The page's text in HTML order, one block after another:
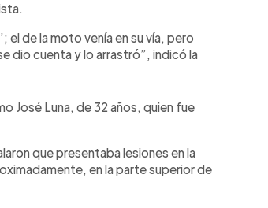
el de la moto venía en su vía, pero
dio cuenta y lo arrastró”, indicó la
José Luna, de 32 años, quien fue
que presentaba lesiones en la
en la parte superior de